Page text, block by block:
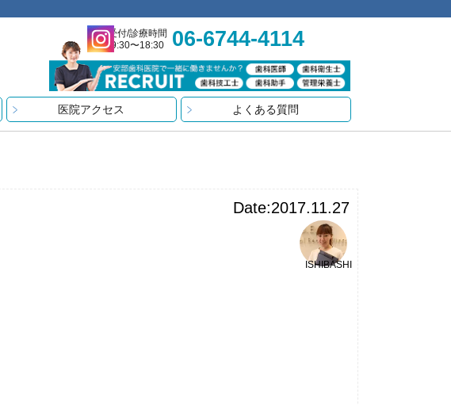
受付/診療時間
9:30〜18:30
06-6744-4114
医院アクセス よくある質問
Date:2017.11.27
ISHIBASHI